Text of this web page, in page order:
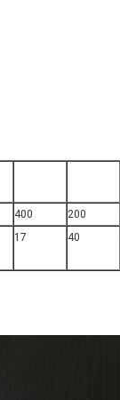
400 200
17 40